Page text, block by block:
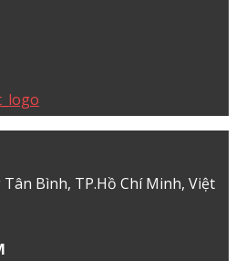
Bình, TP.Hồ Chí Minh, Việt